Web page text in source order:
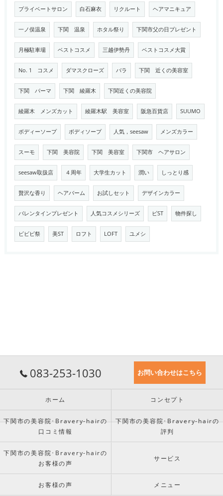
プライベートサロン 白石麻衣 リクルート ヘアマニキュア
一ノ俣温泉 下関 温泉 ホタル祭り 下関市父の日プレゼント
月極駐車場 ベストコスメ 三越伊勢丹 ベストコスメ大賞
No. 1 コスメ ダマスクローズ バラ 下関 近くの美容室
下関 パーマ 下関 綾羅木 下関近くの美容院
綾羅木 メンズカット 綾羅木駅 美容室 阪急百貨店 SUUMO
ボディーソープ ボディソープ 人気，seesaw メンズカラー
スーモ 下関 美容院 下関 美容室 下関市 ヘアサロン
seesaw取扱店 ４周年 大学生カット 潤い しっとり感
贅沢な香り ヘアバーム お試しセット デザインカラー
バレンタインプレゼント 人気コスメシリーズ ビST 物件探し
ビビビ祭 美ST ロフト LOFT ユメシ
083-253-1030 お問い合わせはこちら
ホーム コンセプト
下関市の美容院･Bravery-hairの
口コミ情報
下関市の美容院･Bravery-hairの
評判
下関市の美容院･Bravery-hairの
お客様の声
サービス
お客様の声 メニュー